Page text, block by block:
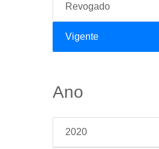
Revogado
Vigente
Ano
2020